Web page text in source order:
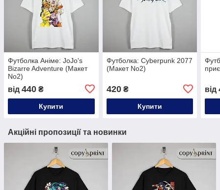
Футболка Аніме: JoJo's
Bizarre Adventure (Макет
No2)
від 440 ₴
Купити
Футболка: Cyberpunk 2077
(Макет No2)
420₴
Купити
від
Акційні пропозиції та новинки